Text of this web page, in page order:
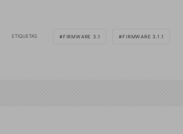
ETIQUETAS FIRMWARE 3.1 FIRMWARE 3.1.1